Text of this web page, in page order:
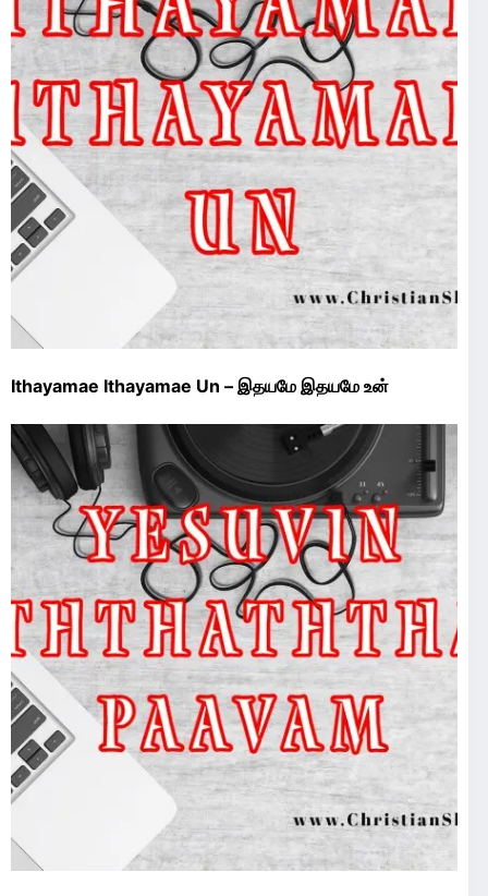
Ithayamae Ithayamae Un – இதயமே இதயமே உன்